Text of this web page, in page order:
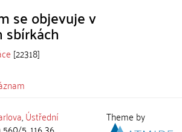
se objevuje v
[22318]
,Ústřední Theme by